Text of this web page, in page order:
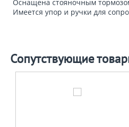
Оснащена стояночным
Имеется упор и ручки для
Сопутствующие